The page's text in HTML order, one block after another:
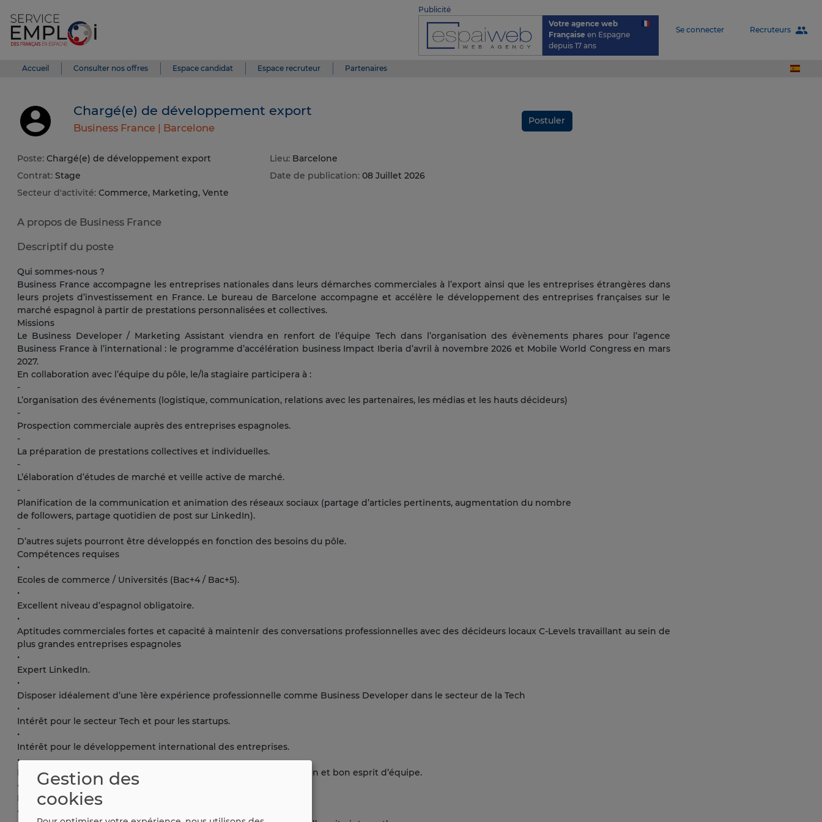
Publicité
Votre agence web
Française en Espagne
depuis 17 ans
Se connecter Recruteurs people
Accueil Consulter nos offres Espace candidat Espace recruteur Partenaires
Chargé(e) de développement export
Business France | Barcelone
Postuler
Poste: Chargé(e) de développement export Lieu: Barcelone
Contrat: Stage Date de publication: 08 Juillet 2026
Secteur d'activité: Commerce, Marketing, Vente
A propos de Business France
Descriptif du poste
Qui sommes-nous ?
Business France accompagne les entreprises nationales dans leurs démarches commerciales à l’export ainsi que les entreprises étrangères dans
leurs projets d’investissement en France. Le bureau de Barcelone accompagne et accélère le développement des entreprises françaises sur le
marché espagnol à partir de prestations personnalisées et collectives.
Missions
Le Business Developer / Marketing Assistant viendra en renfort de l’équipe Tech dans l’organisation des évènements phares pour l’agence
Business France à l’international : le programme d’accélération business Impact Iberia d’avril à novembre 2026 et Mobile World Congress en mars
2027.
En collaboration avec l’équipe du pôle, le/la stagiaire participera à :
-
L’organisation des événements (logistique, communication, relations avec les partenaires, les médias et les hauts décideurs)
-
Prospection commerciale auprès des entreprises espagnoles.
-
La préparation de prestations collectives et individuelles.
-
L’élaboration d’études de marché et veille active de marché.
-
Planification de la communication et animation des réseaux sociaux (partage d’articles pertinents, augmentation du nombre
de followers, partage quotidien de post sur LinkedIn).
-
D’autres sujets pourront être développés en fonction des besoins du pôle.
Compétences requises
•
Ecoles de commerce / Universités (Bac+4 / Bac+5).
•
Excellent niveau d’espagnol obligatoire.
•
Aptitudes commerciales fortes et capacité à maintenir des conversations professionnelles avec des décideurs locaux C-Levels travaillant au sein de
plus grandes entreprises espagnoles
•
Expert LinkedIn.
•
Disposer idéalement d’une 1ère expérience professionnelle comme Business Developer dans le secteur de la Tech
•
Intérêt pour le secteur Tech et pour les startups.
•
Intérêt pour le développement international des entreprises.
•
Proactivité, autonomie, ouvert au changement, force de proposition et bon esprit d’équipe.
•
Excellent relationnel - networking, communication, présentation.
•
Gestion des
cookies